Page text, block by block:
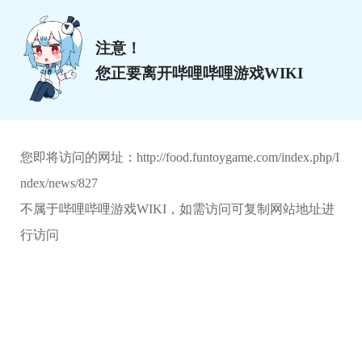
注意！
您正要离开哔哩哔哩游戏WIKI
您即将访问的网址： http://food.funtoygame.com/index.php/I
ndex/news/827
不属于哔哩哔哩游戏WIKI，如需访问可复制网站地址进
行访问